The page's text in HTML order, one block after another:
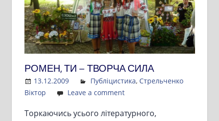
РОМЕН, ТИ – ТВОРЧА СИЛА
13.12.2009 Admin
Публіцистика, Стрельченко
Віктор
Leave a comment
Торкаючись усього літературного,